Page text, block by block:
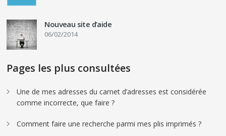
Nouveau site d’aide
06/02/2014
Pages les plus consultées
Une de mes adresses du carnet d’adresses est considérée
comme incorrecte, que faire ?
Comment faire une recherche parmi mes plis imprimés ?